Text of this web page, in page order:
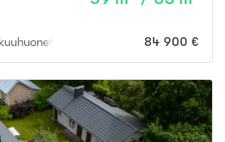
sauna, pukuhuone, terassi
84 900 €